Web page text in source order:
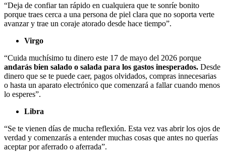
“Deja de confiar tan rápido en cualquiera que te sonríe bonito
porque traes cerca a una persona de piel clara que no soporta verte
avanzar y trae un coraje atorado desde hace tiempo”.
Virgo
“Cuida muchísimo tu dinero este 17 de mayo del 2026 porque
andarás bien salado o salada para los gastos inesperados. Desde
dinero que se te puede caer, pagos olvidados, compras innecesarias
o hasta un aparato electrónico que comenzará a fallar cuando menos
lo esperes”.
Libra
“Se te vienen días de mucha reflexión. Esta vez vas abrir los ojos de
verdad y comenzarás a entender muchas cosas que antes no querías
aceptar por aferrado o aferrada”.